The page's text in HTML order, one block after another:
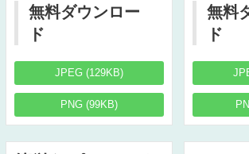
無料ダウンロー
ド
JPEG (129KB)
PNG (99KB)
無料
ド